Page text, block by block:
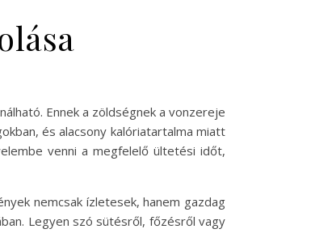
Ennek a zöldségnek a vonzereje
és alacsony kalóriatartalma miatt
venni a megfelelő ültetési időt,
nemcsak ízletesek, hanem gazdag
Legyen szó sütésről, főzésről vagy